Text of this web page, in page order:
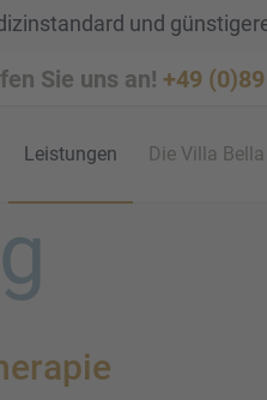
und
Sie uns an! +49
Leistun­gen Die Villa Bella